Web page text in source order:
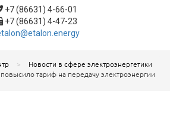
+7 (86631) 4-66-01
+7 (86631) 4-47-23
Новости в сфере электроэнергетики
тариф на передачу электроэнергии